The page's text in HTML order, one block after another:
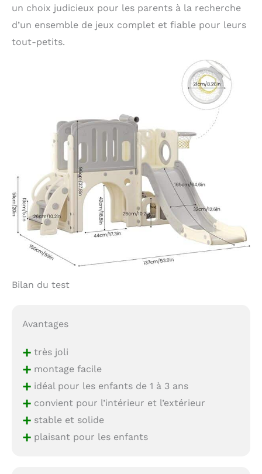
un choix judicieux pour les parents à la recherche
d’un ensemble de jeux complet et fiable pour leurs
tout-petits.
Bilan du test
Avantages
+très joli
+montage facile
+idéal pour les enfants de 1 à 3 ans
+convient pour l’intérieur et l’extérieur
+stable et solide
+plaisant pour les enfants